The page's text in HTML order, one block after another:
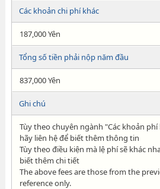
Các khoản chi phí khác
187,000 Yên
Tổng số tiền phải nộp năm đầu
837,000 Yên
Ghi chú
Tùy theo chuyên ngành "Các khoản
hãy liên hệ để biết thêm thông tin
Tùy theo điều kiện mà lệ phí sẽ khác
biết thêm chi tiết
The above fees are those from the
reference only.